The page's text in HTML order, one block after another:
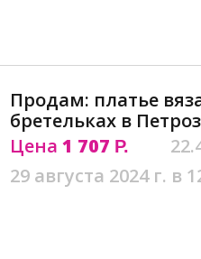
Продам: платье
бретельках в
Цена 1 707 Р.
29 августа 2024 г. в